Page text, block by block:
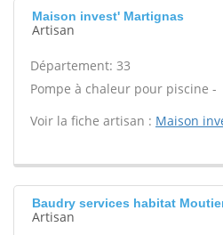
Maison invest' Martignas
Artisan
Département: 33
Pompe à chaleur pour piscine -
Voir la fiche artisan : Maison
Baudry services habitat
Artisan